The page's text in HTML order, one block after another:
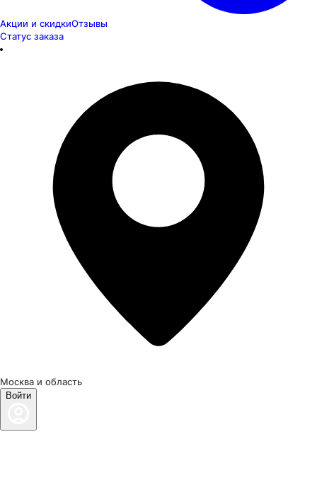
Акции и скидкиОтзывы
Статус заказа
Москва и область
Войти